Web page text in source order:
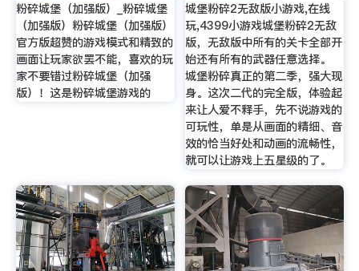
粉碎城堡（加强版）_粉碎城堡
（加强版）粉碎城堡（加强版）
官方版超赞的游戏模式和精致的
画面让玩家欲罢不能，喜欢的玩
家不要错过粉碎城堡（加强
版）！这是粉碎城堡游戏的
城堡粉碎2无敌版小游戏,在线
玩,4399小游戏城堡粉碎2无敌
版，无敌版中所有的关卡全部开
始还有所有的武器任意选择。
城堡粉碎真正的第二季，强大现
身。这次二代的完全版，体验起
来让人爱不释手，先不说游戏的
可玩性，单是从画面的精细、音
效的恰当好处和动画的流畅性，
就可以让游戏上五星级的了。